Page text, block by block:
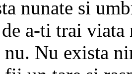
nunate si
a-ti trai viata
nu. Nu exista